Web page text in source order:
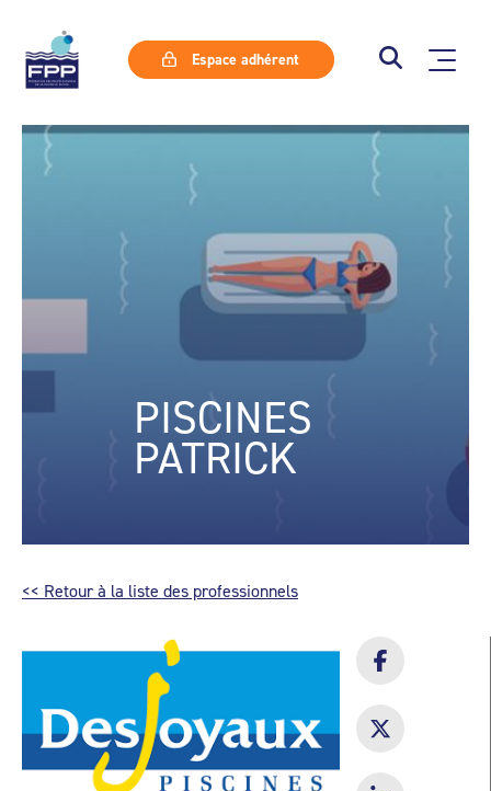
Espace adhérent
PISCINES
PATRICK
<< Retour à la liste des professionnels